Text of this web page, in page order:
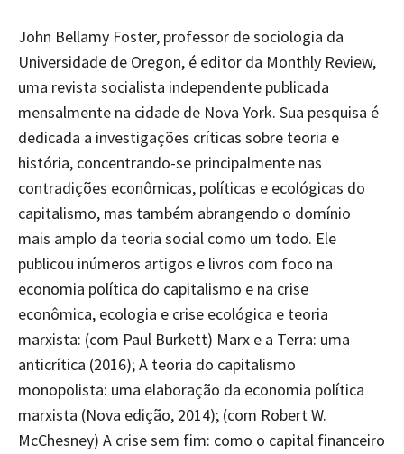
John Bellamy Foster, professor de sociologia da
Universidade de Oregon, é editor da Monthly Review,
uma revista socialista independente publicada
mensalmente na cidade de Nova York. Sua pesquisa é
dedicada a investigações críticas sobre teoria e
história, concentrando-se principalmente nas
contradições econômicas, políticas e ecológicas do
capitalismo, mas também abrangendo o domínio
mais amplo da teoria social como um todo. Ele
publicou inúmeros artigos e livros com foco na
economia política do capitalismo e na crise
econômica, ecologia e crise ecológica e teoria
marxista: (com Paul Burkett) Marx e a Terra: uma
anticrítica (2016); A teoria do capitalismo
monopolista: uma elaboração da economia política
marxista (Nova edição, 2014); (com Robert W.
McChesney) A crise sem fim: como o capital financeiro